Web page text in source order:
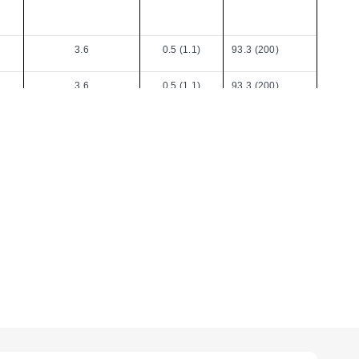
3.6 0.5 (1.1) 93.3 (200)
3.6 0.5 (1.1) 93.3 (200)